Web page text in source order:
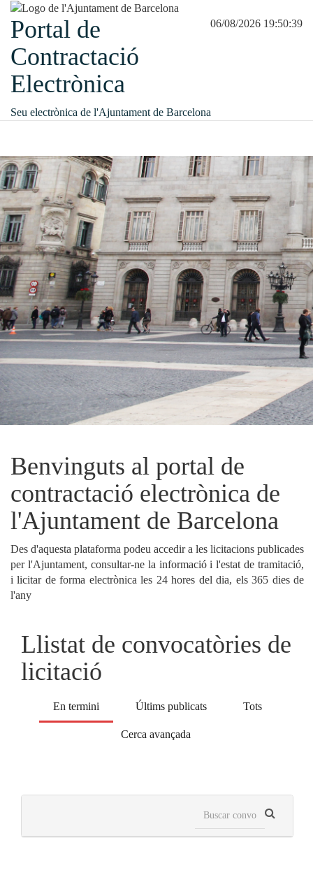
06/08/2026 19:50:39
Portal de
Contractació
Electrònica
Seu electrònica de l'Ajuntament de Barcelona
Benvinguts al portal de
contractació electrònica de
l'Ajuntament de Barcelona
Des d'aquesta plataforma podeu accedir a les licitacions publicades
per l'Ajuntament, consultar-ne la informació i l'estat de tramitació,
i licitar de forma electrònica les 24 hores del dia, els 365 dies de
l'any
Llistat de convocatòries de
licitació
En termini Últims publicats Tots
Cerca avançada